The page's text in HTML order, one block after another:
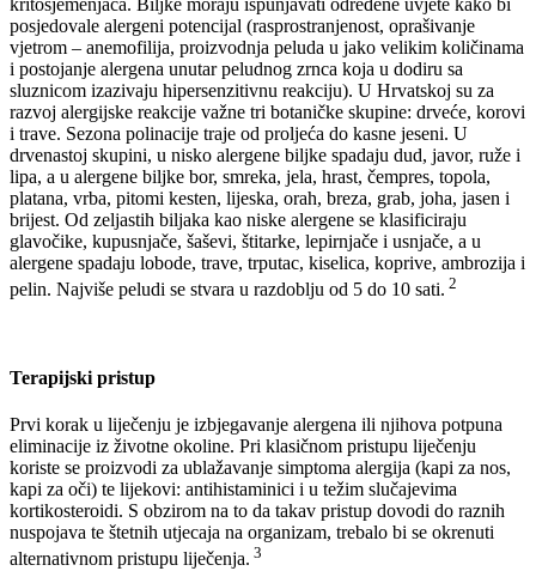
kritosjemenjača. Biljke moraju ispunjavati određene uvjete kako bi
posjedovale alergeni potencijal (rasprostranjenost, oprašivanje
vjetrom – anemofilija, proizvodnja peluda u jako velikim količinama
i postojanje alergena unutar peludnog zrnca koja u dodiru sa
sluznicom izazivaju hipersenzitivnu reakciju). U Hrvatskoj su za
razvoj alergijske reakcije važne tri botaničke skupine: drveće, korovi
i trave. Sezona polinacije traje od proljeća do kasne jeseni. U
drvenastoj skupini, u nisko alergene biljke spadaju dud, javor, ruže i
lipa, a u alergene biljke bor, smreka, jela, hrast, čempres, topola,
platana, vrba, pitomi kesten, lijeska, orah, breza, grab, joha, jasen i
brijest. Od zeljastih biljaka kao niske alergene se klasificiraju
glavočike, kupusnjače, šaševi, štitarke, lepirnjače i usnjače, a u
alergene spadaju lobode, trave, trputac, kiselica, koprive, ambrozija i
pelin. Najviše peludi se stvara u razdoblju od 5 do 10 sati. 2
Terapijski pristup
Prvi korak u liječenju je izbjegavanje alergena ili njihova potpuna
eliminacije iz životne okoline. Pri klasičnom pristupu liječenju
koriste se proizvodi za ublažavanje simptoma alergija (kapi za nos,
kapi za oči) te lijekovi: antihistaminici i u težim slučajevima
kortikosteroidi. S obzirom na to da takav pristup dovodi do raznih
nuspojava te štetnih utjecaja na organizam, trebalo bi se okrenuti
alternativnom pristupu liječenja. 3